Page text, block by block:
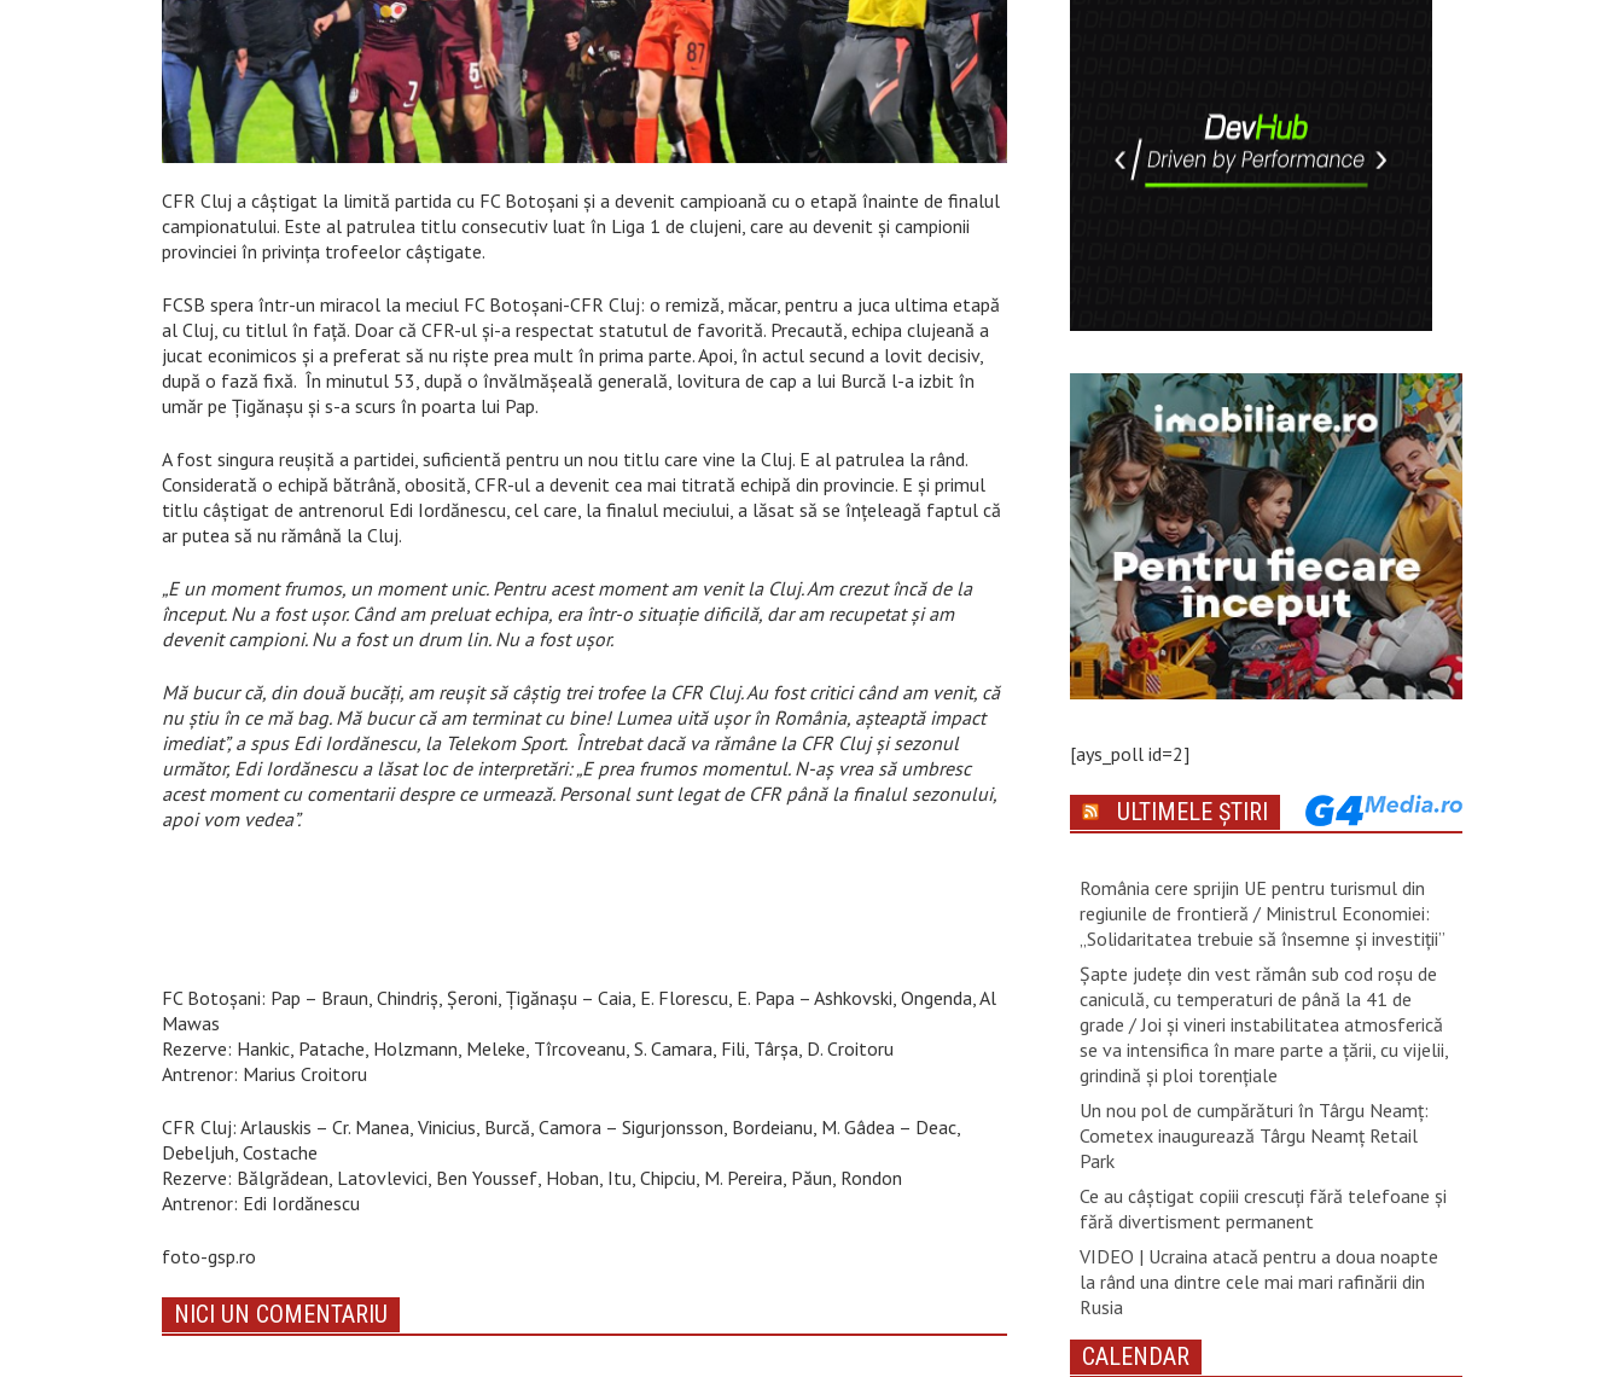
CFR Cluj a câștigat la limită partida cu FC Botoșani și a devenit campioană cu o etapă înainte de finalul
campionatului. Este al patrulea titlu consecutiv luat în Liga 1 de clujeni, care au devenit și campionii
provinciei în privința trofeelor câștigate.
FCSB spera într-un miracol la meciul FC Botoșani-CFR Cluj: o remiză, măcar, pentru a juca ultima etapă
al Cluj, cu titlul în față. Doar că CFR-ul și-a respectat statutul de favorită. Precaută, echipa clujeană a
jucat econimicos și a preferat să nu riște prea mult în prima parte. Apoi, în actul secund a lovit decisiv,
după o fază fixă. În minutul 53, după o învălmășeală generală, lovitura de cap a lui Burcă l-a izbit în
umăr pe Țigănașu și s-a scurs în poarta lui Pap.
A fost singura reușită a partidei, suficientă pentru un nou titlu care vine la Cluj. E al patrulea la rând.
Considerată o echipă bătrână, obosită, CFR-ul a devenit cea mai titrată echipă din provincie. E și primul
titlu câștigat de antrenorul Edi Iordănescu, cel care, la finalul meciului, a lăsat să se înțeleagă faptul că
ar putea să nu rămână la Cluj.
„E un moment frumos, un moment unic. Pentru acest moment am venit la Cluj. Am crezut încă de la
început. Nu a fost ușor. Când am preluat echipa, era într-o situație dificilă, dar am recupetat și am
devenit campioni. Nu a fost un drum lin. Nu a fost ușor.
Mă bucur că, din două bucăți, am reușit să câștig trei trofee la CFR Cluj. Au fost critici când am venit, că
nu știu în ce mă bag. Mă bucur că am terminat cu bine! Lumea uită ușor în România, așteaptă impact
imediat”, a spus Edi Iordănescu, la Telekom Sport. Întrebat dacă va rămâne la CFR Cluj și sezonul
următor, Edi Iordănescu a lăsat loc de interpretări: „E prea frumos momentul. N-aș vrea să umbresc
acest moment cu comentarii despre ce urmează. Personal sunt legat de CFR până la finalul sezonului,
apoi vom vedea”.
FC Botoșani: Pap – Braun, Chindriș, Șeroni, Țigănașu – Caia, E. Florescu, E. Papa – Ashkovski, Ongenda, Al
Mawas
Rezerve: Hankic, Patache, Holzmann, Meleke, Tîrcoveanu, S. Camara, Fili, Târșa, D. Croitoru
Antrenor: Marius Croitoru
CFR Cluj: Arlauskis – Cr. Manea, Vinicius, Burcă, Camora – Sigurjonsson, Bordeianu, M. Gâdea – Deac,
Debeljuh, Costache
Rezerve: Bălgrădean, Latovlevici, Ben Youssef, Hoban, Itu, Chipciu, M. Pereira, Păun, Rondon
Antrenor: Edi Iordănescu
foto-gsp.ro
NICI UN COMENTARIU
[ays_poll id=2]
ULTIMELE ȘTIRI
România cere sprijin UE pentru turismul din
regiunile de frontieră / Ministrul Economiei:
„Solidaritatea trebuie să însemne și investiții”
Șapte județe din vest rămân sub cod roșu de
caniculă, cu temperaturi de până la 41 de
grade / Joi și vineri instabilitatea atmosferică
se va intensifica în mare parte a țării, cu vijelii,
grindină și ploi torențiale
Un nou pol de cumpărături în Târgu Neamț:
Cometex inaugurează Târgu Neamț Retail
Park
Ce au câștigat copiii crescuți fără telefoane și
fără divertisment permanent
VIDEO | Ucraina atacă pentru a doua noapte
la rând una dintre cele mai mari rafinării din
Rusia
CALENDAR